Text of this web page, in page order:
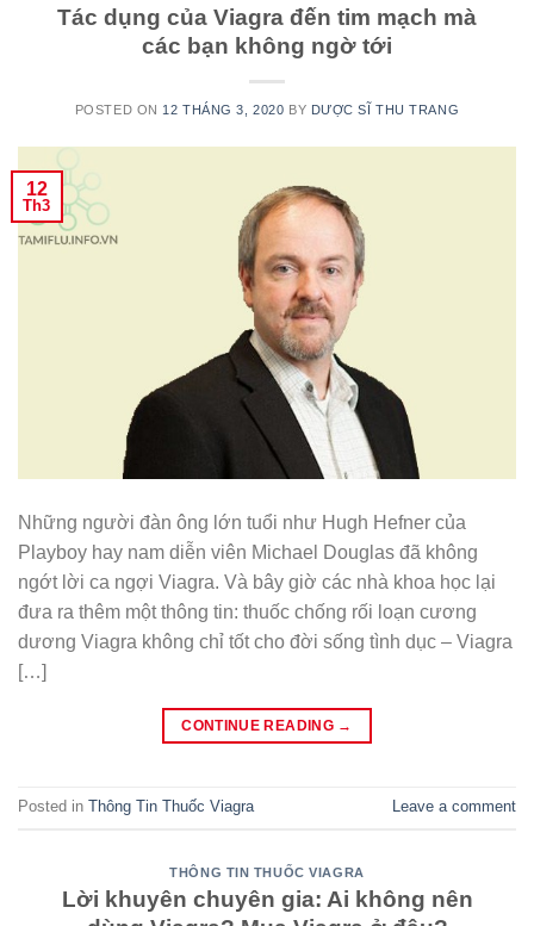
Tác dụng của Viagra đến tim mạch mà
các bạn không ngờ tới
POSTED ON 12 THÁNG 3, 2020 BY DƯỢC SĨ THU TRANG
12
Th3
Những người đàn ông lớn tuổi như Hugh Hefner của
Playboy hay nam diễn viên Michael Douglas đã không
ngớt lời ca ngợi Viagra. Và bây giờ các nhà khoa học lại
đưa ra thêm một thông tin: thuốc chống rối loạn cương
dương Viagra không chỉ tốt cho đời sống tình dục – Viagra
[…]
CONTINUE READING →
Posted in Thông Tin Thuốc Viagra Leave a comment
THÔNG TIN THUỐC VIAGRA
Lời khuyên chuyên gia: Ai không nên